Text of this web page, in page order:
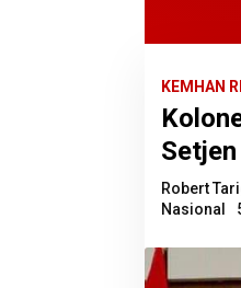
KEMHAN RI
Robert
Nasional